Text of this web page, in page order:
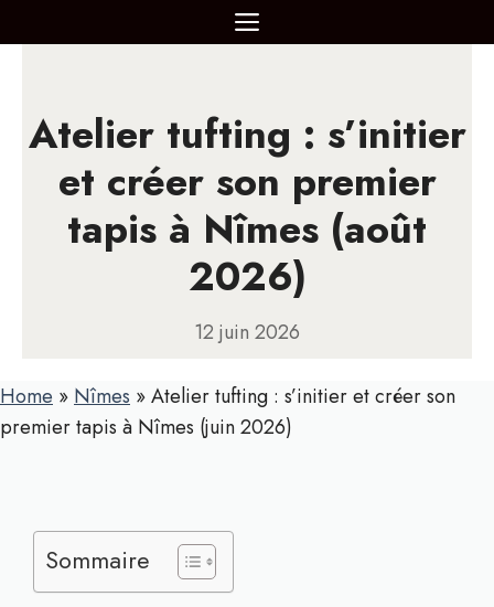
au
MENU
Atelier tufting : s’initier
et créer son premier
tapis à Nîmes (août
2026)
12 juin 2026
Home » Nîmes »Atelier tufting : s’initier et créer son
premier tapis à Nîmes (juin 2026)
Sommaire